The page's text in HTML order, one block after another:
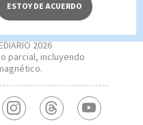
2026
parcial, incluyendo
ESTOY DE ACUERDO